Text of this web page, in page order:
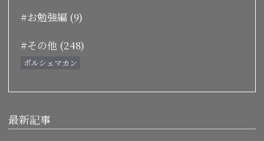
#お勉強編 (9)
#その他 (248)
ポルシェマカン
最新記事